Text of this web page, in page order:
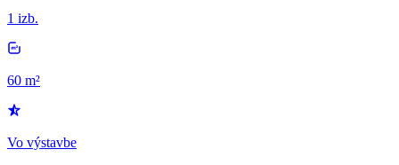
1 izb.
60 m²
Vo výstavbe